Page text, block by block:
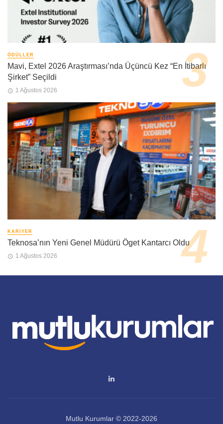
ÖDÜLLER
Mavi, Extel 2026 Araştırması’nda Üçüncü Kez “En İtibarlı
Şirket” Seçildi
1 Ağustos 2026
KARIYER
Teknosa’nın Yeni Genel Müdürü Öget Kantarcı Oldu
1 Ağustos 2026
Mutlu Kurumlar © 2022-2026